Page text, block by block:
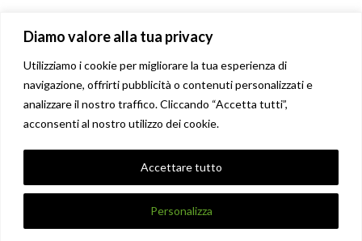
Diamo valore alla tua privacy
Utilizziamo i cookie per migliorare la tua esperienza di
navigazione, offrirti pubblicità o contenuti personalizzati e
analizzare il nostro traffico. Cliccando “Accetta tutti”,
acconsenti al nostro utilizzo dei cookie.
Personalizza
Accettare tutto
isole minori non incluse
Soddisfatti o rimborsati
14 giorni diritto di recesso facile
Condizioni di vendita